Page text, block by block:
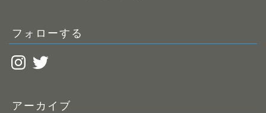
フォローする
Instagram
Twitter
アーカイブ